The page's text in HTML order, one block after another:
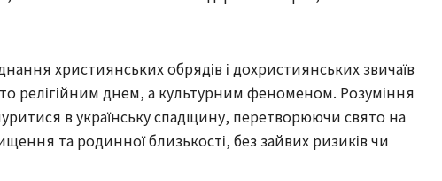
християнських обрядів і дохристиянських звичаїв
релігійним днем, а культурним феноменом. Розуміння
в українську спадщину, перетворюючи свято на
та родинної близькості, без зайвих ризиків чи